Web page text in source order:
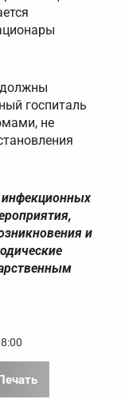
госпиталь
не
и